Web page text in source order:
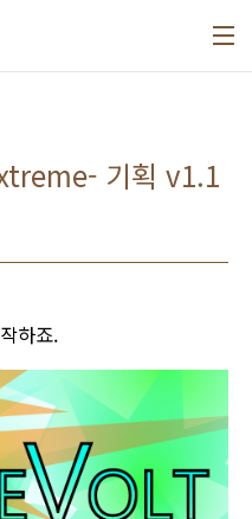
기획 v1.1
하죠.